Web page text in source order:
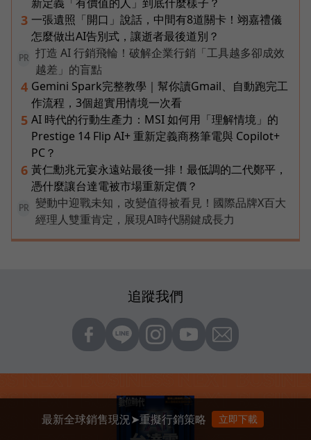
3 一張遺照「開口」說話，中間有8道關卡！翊嘉禮儀
怎麼做出AI告別式，讓逝者最後道別？
PR
打造 AI 行銷飛輪！破解企業行銷「工具越多卻成效
越差」的盲點
4 Gemini Spark完整教學｜幫你讀Gmail、自動跑完工
作流程，3個超實用情境一次看
5 AI 時代的行動生產力：MSI 如何用「理解情境」的
Prestige 14 Flip AI+ 重新定義商務筆電與 Copilot+
PC？
6 黃仁勳兆元宴永遠站最後一排！最低調的二代鄭平，
憑什麼讓台達電被市場重新定價？
PR
變動中迎戰未知，改變值得被看見！國際品牌X百大
經理人雙重肯定，展現AI時代關鍵成長力
追蹤我們
最新全球銷售現況➤重擬行銷策略 立即下載